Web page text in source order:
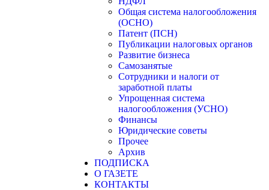
Общая система налогообложения
(ОСНО)
Патент (ПСН)
Публикации налоговых органов
Развитие бизнеса
Самозанятые
Сотрудники и налоги от
заработной платы
Упрощенная система
налогообложения (УСНО)
Финансы
Юридические советы
Прочее
Архив
ПОДПИСКА
О ГАЗЕТЕ
КОНТАКТЫ